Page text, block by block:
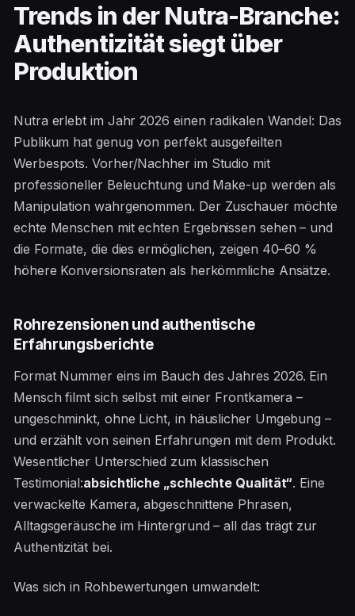
Trends in der Nutra-Branche:
Authentizität siegt über
Produktion
Nutra erlebt im Jahr 2026 einen radikalen Wandel: Das
Publikum hat genug von perfekt ausgefeilten
Werbespots. Vorher/Nachher im Studio mit
professioneller Beleuchtung und Make-up werden als
Manipulation wahrgenommen. Der Zuschauer möchte
echte Menschen mit echten Ergebnissen sehen – und
die Formate, die dies ermöglichen, zeigen 40–60 %
höhere Konversionsraten als herkömmliche Ansätze.
Rohrezensionen und authentische
Erfahrungsberichte
Format Nummer eins im Bauch des Jahres 2026. Ein
Mensch filmt sich selbst mit einer Frontkamera –
ungeschminkt, ohne Licht, in häuslicher Umgebung –
und erzählt von seinen Erfahrungen mit dem Produkt.
Wesentlicher Unterschied zum klassischen
Testimonial:absichtliche „schlechte Qualität“. Eine
verwackelte Kamera, abgeschnittene Phrasen,
Alltagsgeräusche im Hintergrund – all das trägt zur
Authentizität bei.
Was sich in Rohbewertungen umwandelt: